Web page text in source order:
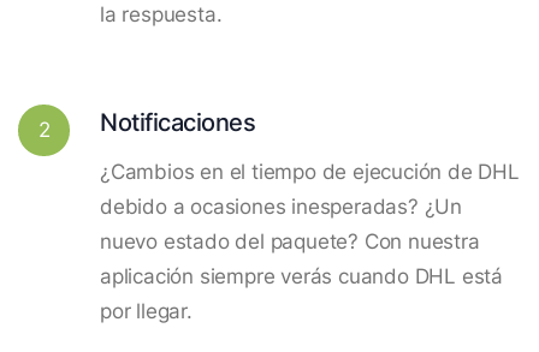
la respuesta.
2 Notificaciones
¿Cambios en el tiempo de ejecución de DHL
debido a ocasiones inesperadas? ¿Un
nuevo estado del paquete? Con nuestra
aplicación siempre verás cuando DHL está
por llegar.